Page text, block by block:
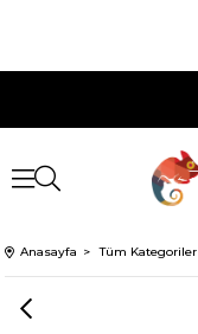
Anasayfa Tüm Kategoriler